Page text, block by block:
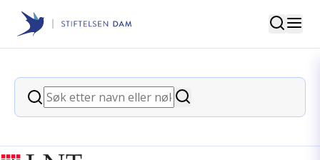
Stiftelsen Dam
Søk
Søk
Søk
back
Kjerringa med staven